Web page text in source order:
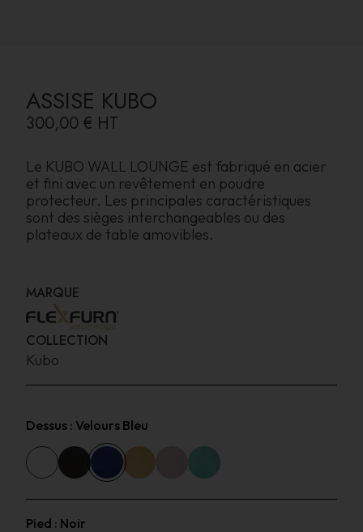
ASSISE KUBO
300,00 € HT
Le KUBO WALL LOUNGE est fabriqué en acier
et fini avec un revêtement en poudre
protecteur. Les principales caractéristiques
sont des sièges interchangeables ou des
plateaux de table amovibles.
MARQUE
COLLECTION
Kubo
Dessus : Velours Bleu
Pied : Noir